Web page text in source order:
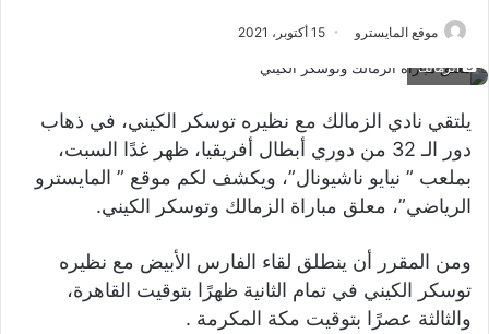
موقع المايسترو 15 أكتوبر، 2021
الزمالك
يلتقي نادي الزمالك مع نظيره توسكر الكيني، في ذهاب
دور الـ 32 من دوري أبطال أفريقيا، ظهر غدًا السبت،
بملعب ” نيايو ناشيونال”، ويكشف لكم موقع ” المايسترو
الرياضي”، معلق مباراة الزمالك وتوسكر الكيني.
ومن المقرر أن ينطلق لقاء الفارس الأبيض مع نظيره
توسكر الكيني في تمام الثانية ظهرًا بتوقيت القاهرة،
والثالثة عصرًا بتوقيت مكة المكرمة .